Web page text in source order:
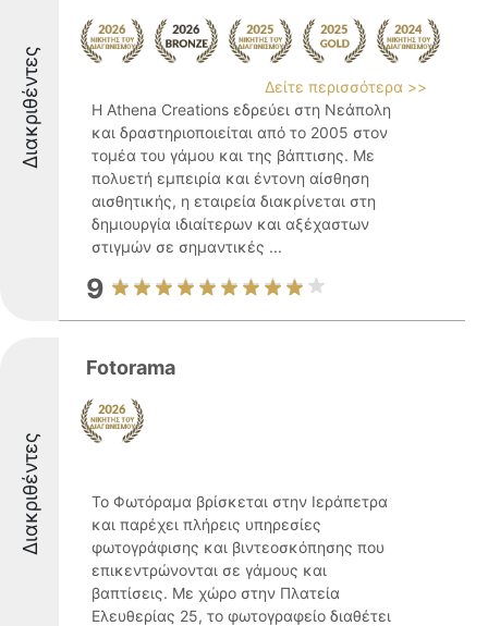
Διακριθέντες
Δείτε περισσότερα >>
Η Athena Creations εδρεύει στη Νεάπολη
και δραστηριοποιείται από το 2005 στον
τομέα του γάμου και της βάπτισης. Με
πολυετή εμπειρία και έντονη αίσθηση
αισθητικής, η εταιρεία διακρίνεται στη
δημιουργία ιδιαίτερων και αξέχαστων
στιγμών σε σημαντικές ...
9
Διακριθέντες
Fotorama
Το Φωτόραμα βρίσκεται στην Ιεράπετρα
και παρέχει πλήρεις υπηρεσίες
φωτογράφισης και βιντεοσκόπησης που
επικεντρώνονται σε γάμους και
βαπτίσεις. Με χώρο στην Πλατεία
Ελευθερίας 25, το φωτογραφείο διαθέτει